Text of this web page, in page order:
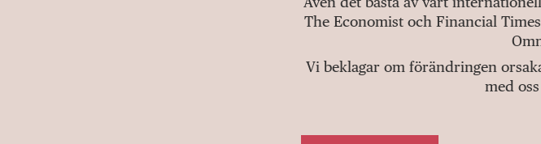
The Economist och Financial
Vi beklagar om förändringen
med